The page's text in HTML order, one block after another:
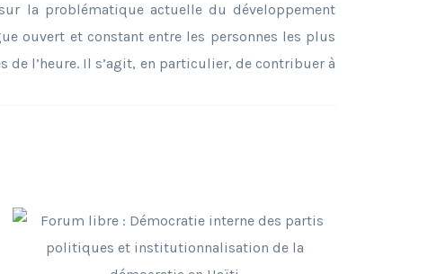
la problématique actuelle du développement
ouvert et constant entre les personnes les plus
l’heure. Il s’agit, en particulier, de contribuer à